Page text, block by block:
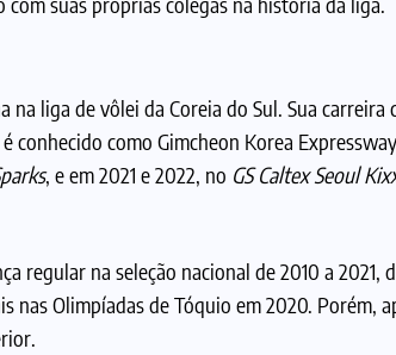
na liga de vôlei da Coreia do Sul. Sua
conhecido como Gimcheon Korea
, e em 2021 e 2022, no GS Caltex Seoul
regular na seleção nacional de 2010 a
nas Olimpíadas de Tóquio em 2020. Porém,